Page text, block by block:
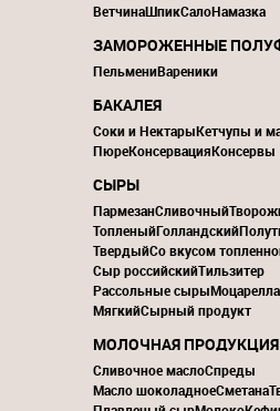
ВетчинаШпикСалоНамазка
ЗАМОРОЖЕННЫЕ
ПельмениВареники
БАКАЛЕЯ
Соки и НектарыКетчупы и
ПюреКонсервацияКонсервы
СЫРЫ
ПармезанСливочный
ТопленыйГолландский
ТвердыйСо вкусом
Сыр российскийТильзитер
Рассольные сырыМоцарелла
МягкийСырный продукт
МОЛОЧНАЯ ПРОДУКЦИЯ
Сливочное маслоСпреды
Масло шоколадноеСметана